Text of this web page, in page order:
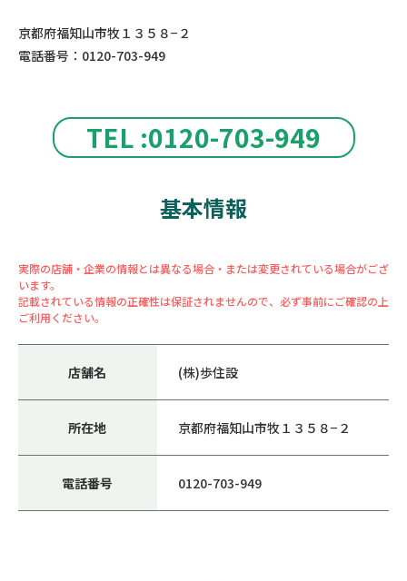
TEL :0120-703-949
京都府福知山市牧１３５８−２
電話番号：0120-703-949
基本情報
実際の店舗・企業の情報とは異なる場合・または変更されている場合がござ
います。
記載されている情報の正確性は保証されませんので、必ず事前にご確認の上
ご利用ください。
店舗名 (株)歩住設
所在地 京都府福知山市牧１３５８−２
電話番号 0120-703-949